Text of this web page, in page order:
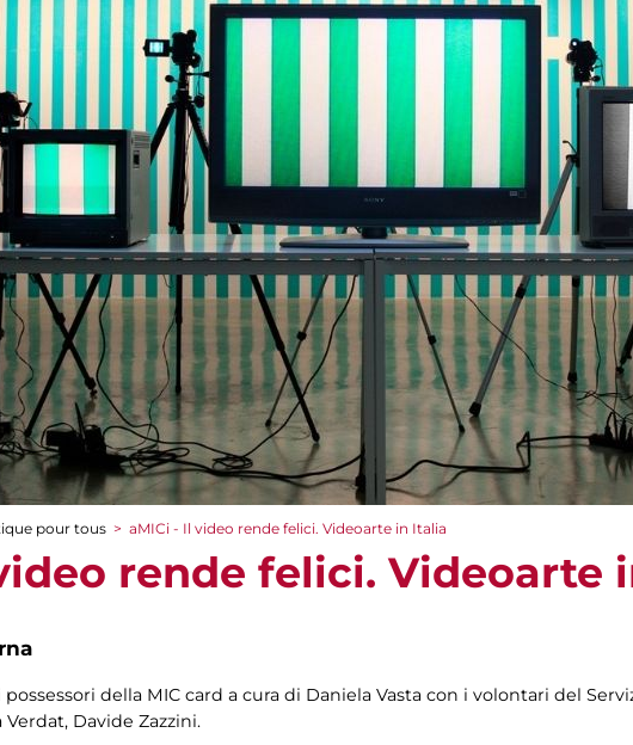
pour tous > aMICi - Il video rende felici. Videoarte in Italia
rende felici. Videoarte
della MIC card a cura di Daniela Vasta con i volontari del
Davide Zazzini.